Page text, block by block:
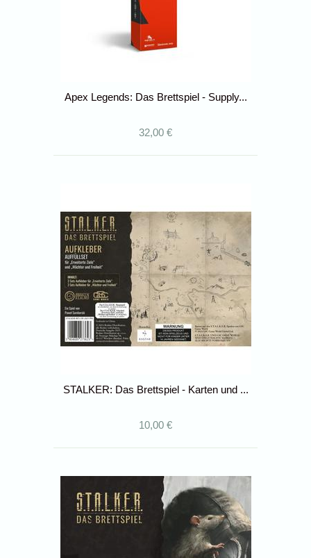
Apex Legends: Das Brettspiel - Supply...
32,00 €
STALKER: Das Brettspiel - Karten und ...
10,00 €